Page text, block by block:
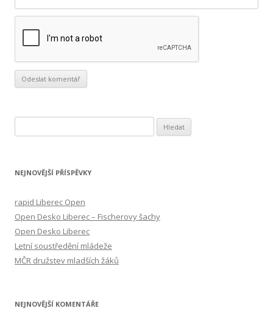
y
NEJNOVĚJŠÍ PŘÍSPĚVKY
rapid Liberec Open
Open Desko Liberec – Fischerovy šachy
Open Desko Liberec
Letní soustředění mládeže
MČR družstev mladších žáků
NEJNOVĚJŠÍ KOMENTÁŘE